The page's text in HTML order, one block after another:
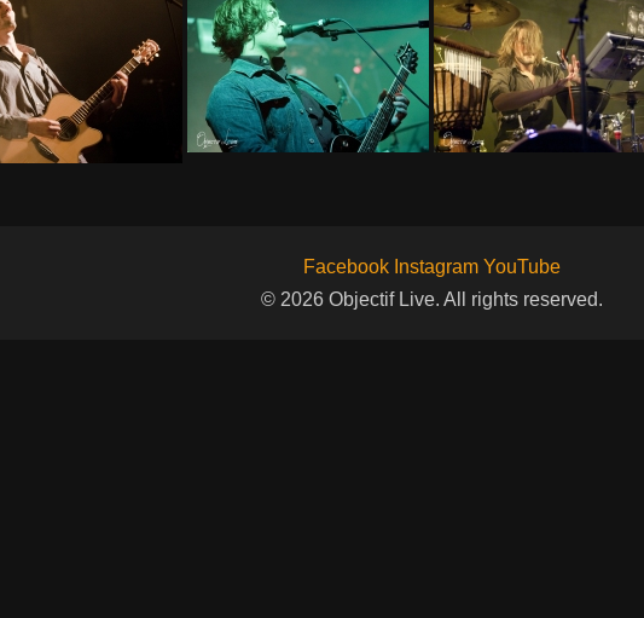
Facebook Instagram YouTube
© 2026 Objectif Live. All rights reserved.